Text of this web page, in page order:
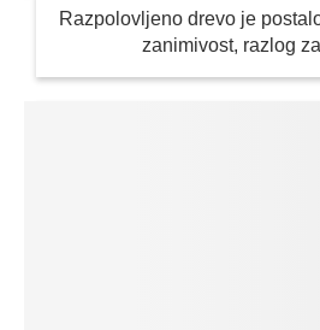
Razpolovljeno drevo je
zanimivost, razlog